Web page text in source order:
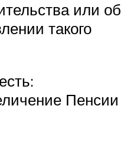
или об
такого
Пенсии